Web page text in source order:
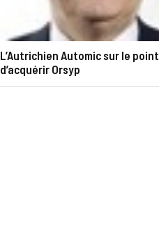
L’Autrichien Automic sur le point
d’acquérir Orsyp